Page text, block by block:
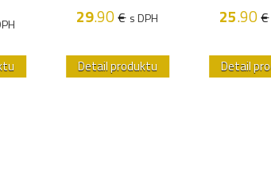
29.90€ s DPH
Detail produktu
25.90€
Detail